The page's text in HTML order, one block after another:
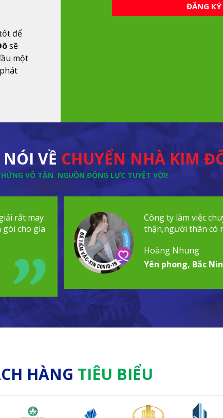
để
sẽ
một
ĐĂNG
VỀ CHUYỂN NHÀ KIM
VÔ TẬN. NGUỒN ĐỘNG LỰC TUYỆT VỜI!
rất may
cho gia
Công ty làm việc
thận,người thân có
Hoàng Nhung
Yên phong, Bắc
HÀNG TIÊU BIỂU